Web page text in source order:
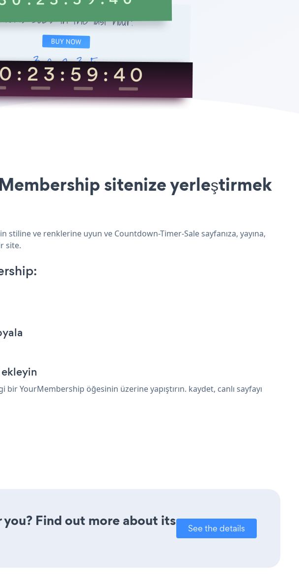
sitenize yerleştirmek
ve renklerine uyun ve Countdown-Timer-Sale sayfanıza, yayına,
site.
YourMembership öğesinin üzerine yapıştırın. kaydet, canlı sayfayı
Find out more about its
See the details